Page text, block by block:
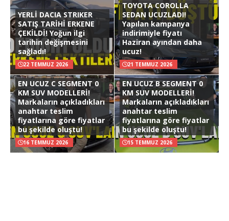
YERLİ DACIA STRIKER
SATIŞ TARİHİ ERKENE
ÇEKİLDİ! Yoğun ilgi
tarihin değişmesini
sağladı!
22 TEMMUZ 2026
TOYOTA COROLLA
SEDAN UCUZLADI!
Yapılan kampanya
indirimiyle fiyatı
Haziran ayından daha
ucuz!
21 TEMMUZ 2026
EN UCUZ C SEGMENT 0
KM SUV MODELLERİ!
Markaların açıkladıkları
anahtar teslim
fiyatlarına göre fiyatlar
bu şekilde oluştu!
16 TEMMUZ 2026
EN UCUZ B SEGMENT 0
KM SUV MODELLERİ!
Markaların açıkladıkları
anahtar teslim
fiyatlarına göre fiyatlar
bu şekilde oluştu!
15 TEMMUZ 2026